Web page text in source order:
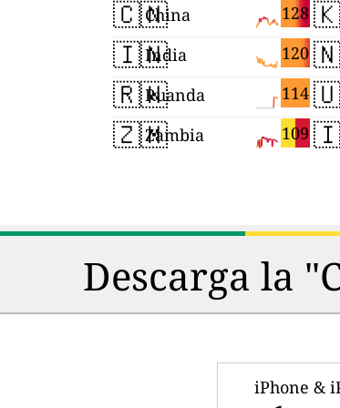
🇨🇳 128
China
🇮🇳 120
India
🇷🇼 114
Ruanda
🇿🇲 109
Zambia
Descarga la
iPhone &